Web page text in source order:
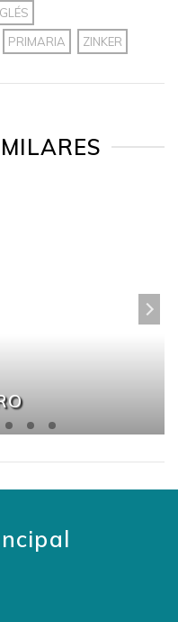
PRIMARIA ZINKER